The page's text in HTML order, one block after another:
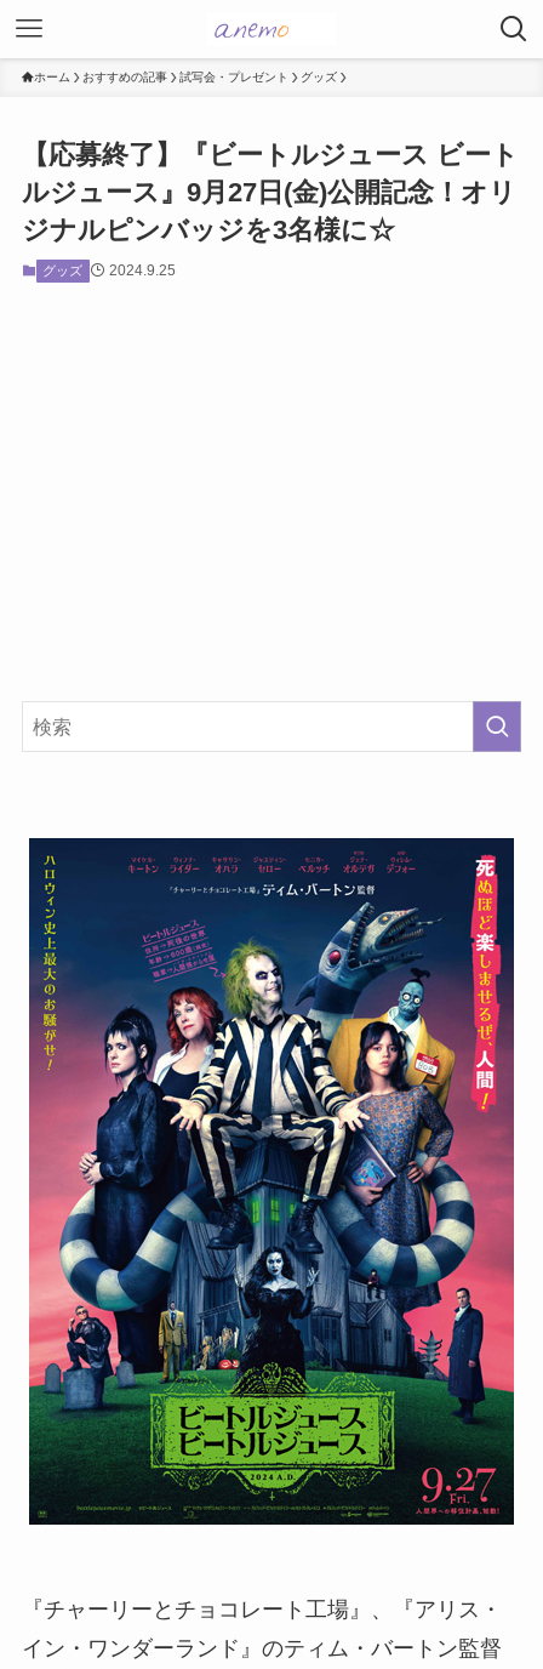
ホーム おすすめの記事 試写会・プレゼント グッズ
【応募終了】『ビートルジュース ビート
ルジュース』9月27日(金)公開記念！オリ
ジナルピンバッジを3名様に☆
グッズ 2024.9.25
『チャーリーとチョコレート工場』、『アリス・
イン・ワンダーランド』のティム・バートン監督